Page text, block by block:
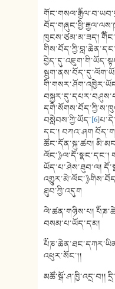
ཁུངས་ཙམ་མ་ཟད།
བསླེབས་ཀྱི་ཡོད་[6]
དང་། བཀའ་ཤག
ཚོང་དོན་སྐུ་ཚབ།
ལོང་》
ཡོད་པ་ཤེས་ཐུབ་ལ།
འགྱུར་མེ་ལོང་》
ཐུབ་ཀྱི་འདུག
ལེ་ཚན་གཉིས་པ།
བསམ་པ་ཡོད་དམ།
འཕུར་སོང་།།
མཚོ་སྒོ་ཤ་ཁྱི་འདྲ་བ།།